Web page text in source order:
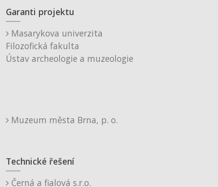
Garanti projektu
Masarykova univerzita
Filozofická fakulta
Ústav archeologie a muzeologie
Muzeum města Brna, p. o.
Technické řešení
Černá a fialová s.r.o.